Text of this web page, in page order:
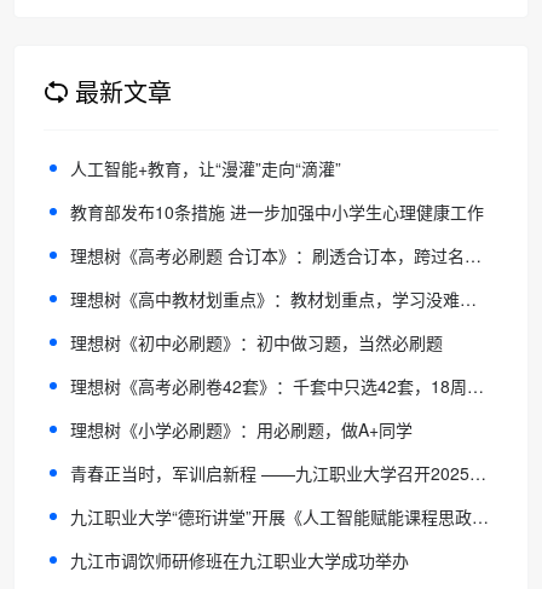
最新文章
人工智能+教育，让“漫灌”走向“滴灌”
教育部发布10条措施 进一步加强中小学生心理健康工作
理想树《高考必刷题 合订本》：刷透合订本，跨过名校门
理想树《高中教材划重点》：教材划重点，学习没难点！
理想树《初中必刷题》：初中做习题，当然必刷题
理想树《高考必刷卷42套》：千套中只选42套，18周拿下高考！
理想树《小学必刷题》：用必刷题，做A+同学
青春正当时，军训启新程 ——九江职业大学召开2025级新生军训动员大会
九江职业大学“德珩讲堂”开展《人工智能赋能课程思政教学设计与实施》专题讲座
九江市调饮师研修班在九江职业大学成功举办